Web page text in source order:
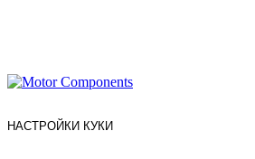
НАСТРОЙКИ КУКИ